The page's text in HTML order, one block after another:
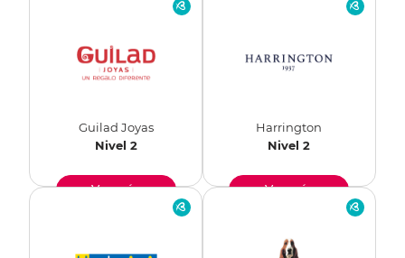
Guilad Joyas
Nivel 2
Ver más
Harrington
Nivel 2
Ver más